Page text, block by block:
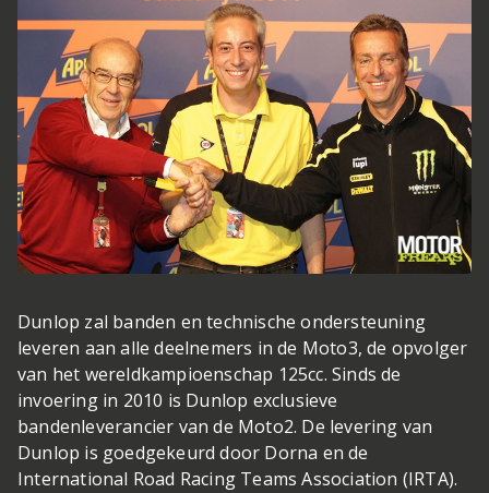
Dunlop zal banden en technische ondersteuning
leveren aan alle deelnemers in de Moto3, de opvolger
van het wereldkampioenschap 125cc. Sinds de
invoering in 2010 is Dunlop exclusieve
bandenleverancier van de Moto2. De levering van
Dunlop is goedgekeurd door Dorna en de
International Road Racing Teams Association (IRTA).